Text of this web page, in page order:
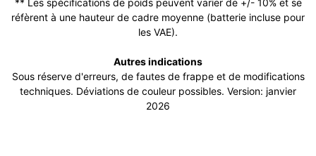
** Les spécifications de poids peuvent varier de +/- 10% et se
réfèrent à une hauteur de cadre moyenne (batterie incluse pour
les VAE).
Autres indications
Sous réserve d'erreurs, de fautes de frappe et de modifications
techniques. Déviations de couleur possibles. Version: janvier
2026